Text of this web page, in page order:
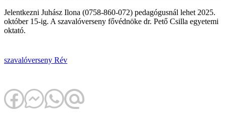
Jelentkezni Juhász Ilona (0758-860-072) pedagógusnál lehet 2025.
október 15-ig. A szavalóverseny fővédnöke dr. Pető Csilla egyetemi
oktató.
szavalóverseny Rév